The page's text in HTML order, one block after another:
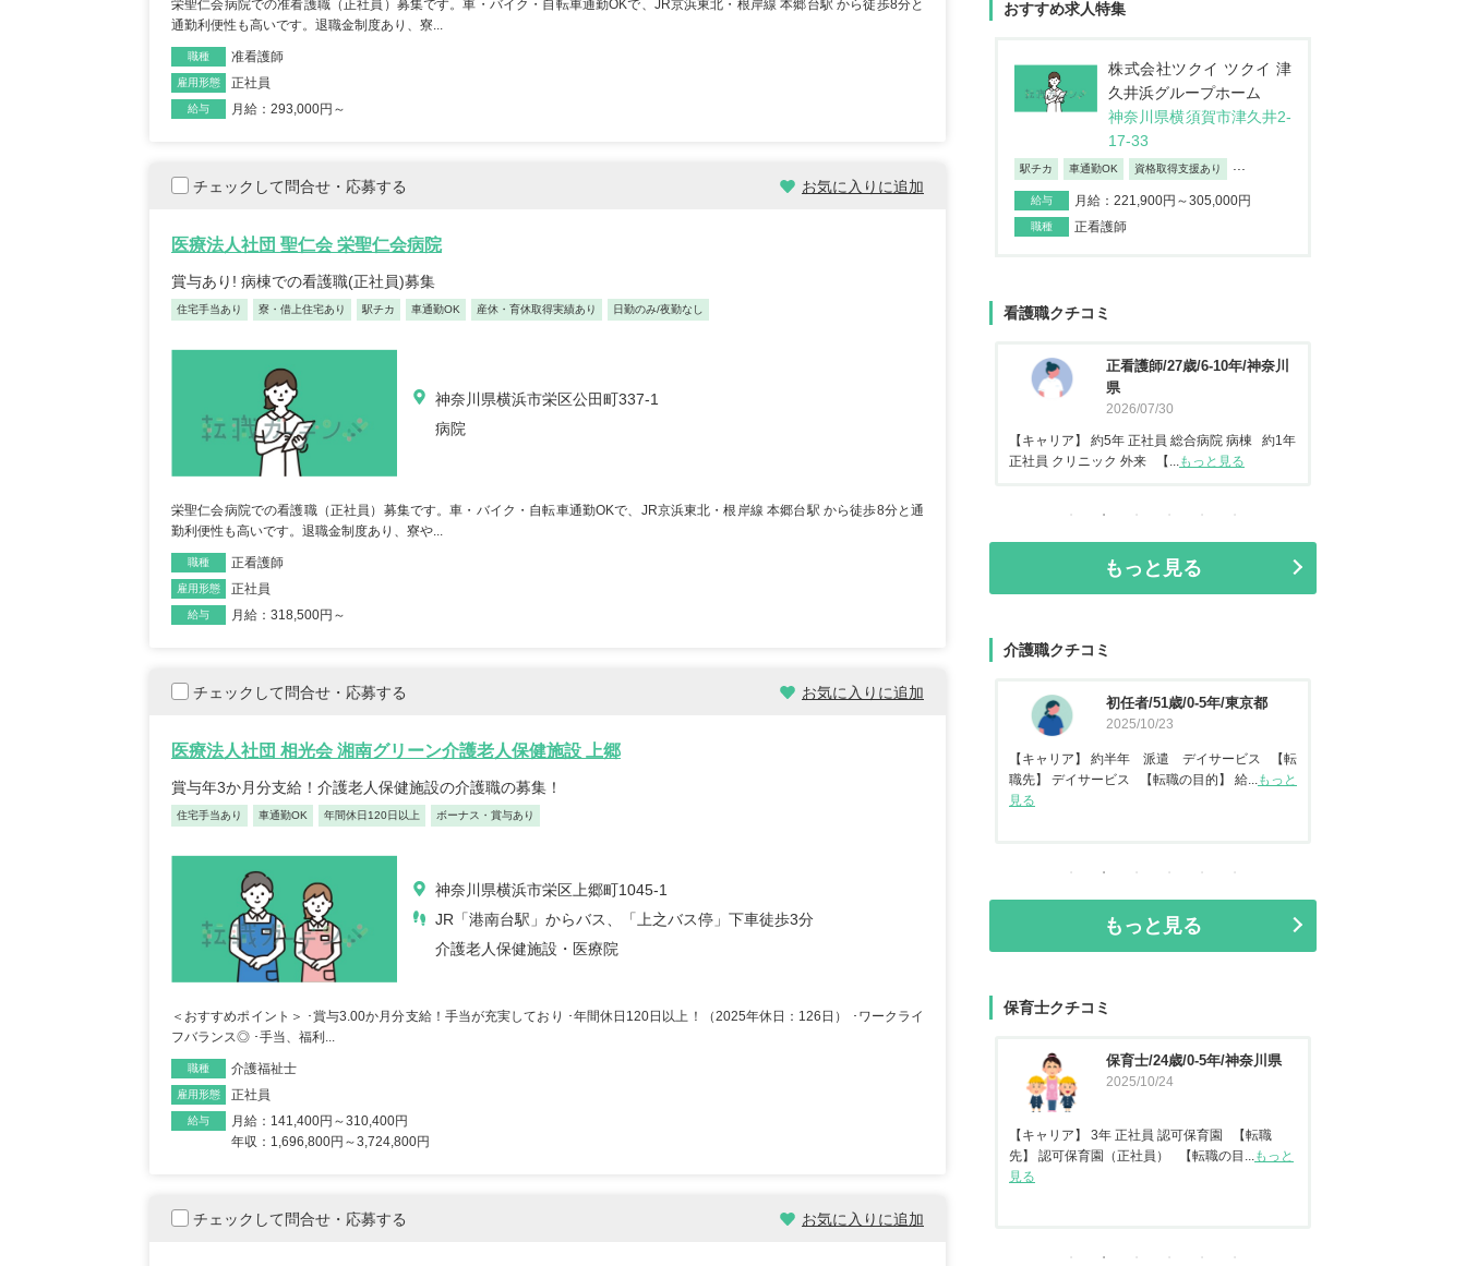
栄聖仁会病院での准看護職（正社員）募集です。車・バイク・自転車通勤OKで、JR京浜東北・根岸線 本郷台駅 から徒歩8分と
通勤利便性も高いです。退職金制度あり、寮...
職種 准看護師
雇用形態 正社員
給与 月給：293,000円～
チェックして問合せ・応募する お気に入りに追加
医療法人社団 聖仁会 栄聖仁会病院
賞与あり! 病棟での看護職(正社員)募集
住宅手当あり 寮・借上住宅あり 駅チカ 車通勤OK 産休・育休取得実績あり 日勤のみ/夜勤なし
神奈川県横浜市栄区公田町337-1
病院
栄聖仁会病院での看護職（正社員）募集です。車・バイク・自転車通勤OKで、JR京浜東北・根岸線 本郷台駅 から徒歩8分と通
勤利便性も高いです。退職金制度あり、寮や...
職種 正看護師
雇用形態 正社員
給与 月給：318,500円～
チェックして問合せ・応募する お気に入りに追加
医療法人社団 相光会 湘南グリーン介護老人保健施設 上郷
賞与年3か月分支給！介護老人保健施設の介護職の募集！
住宅手当あり 車通勤OK 年間休日120日以上 ボーナス・賞与あり
神奈川県横浜市栄区上郷町1045‐1
JR「港南台駅」からバス、「上之バス停」下車徒歩3分
介護老人保健施設・医療院
＜おすすめポイント＞ ･賞与3.00か月分支給！手当が充実しており ･年間休日120日以上！（2025年休日：126日） ･ワークライ
フバランス◎ ･手当、福利...
職種 介護福祉士
雇用形態 正社員
給与
月給：141,400円～310,400円
年収：1,696,800円～3,724,800円
チェックして問合せ・応募する お気に入りに追加
おすすめ求人特集
株式会社ツクイ ツクイ 津
久井浜グループホーム
神奈川県横須賀市津久井2-
17-33
駅チカ 車通勤OK 資格取得支援あり
給与 月給：221,900円～305,000円
職種 正看護師
看護職クチコミ
正看護師/39歳/16-20年/東京
【キャリア】 約7年 正社員 総合病院 病棟 約6年
もっと見る
葉県
2022/09/25
【キャリア】 4年 正職員 大学病院 外科、救急外
看護師/29歳/6-10年/神奈川県
常勤 地域包括ケア病棟 【転...もっと見る
もっと見る
介護職クチコミ
初任者/53歳/0-4年/千葉県
【キャリア】 約半年年 常勤 デイサービス 約半
年 常勤 老健 約3年 常勤 グループ...もっと
2025/10/29
【キャリア】 約5年 正社員 放課後デイサービ
ス 約10年 正社員 特別養護老人ホー...
初任者/51歳/0-5年/東京都 資格なし/20歳/0-5年/東京都
2025/10/14
【キャリア】 約2年 正社員 倉庫内作業 【転
職先】 特別養護老人ホーム 【転職の目...もっと
見る
もっと見る
保育士クチコミ
保育士/33歳/0-5年/東京都
2025/05/08
保育士/45歳/20-25年/東京都
2025/09/11
【キャリア】22年 正社員 認可保育園2年 認定こ